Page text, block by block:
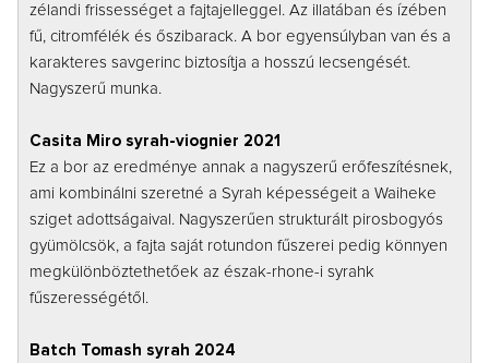
zélandi frissességet a fajtajelleggel. Az illatában és ízében
fű, citromfélék és őszibarack. A bor egyensúlyban van és a
karakteres savgerinc biztosítja a hosszú lecsengését.
Nagyszerű munka.
Casita Miro syrah-viognier 2021
Ez a bor az eredménye annak a nagyszerű erőfeszítésnek,
ami kombinálni szeretné a Syrah képességeit a Waiheke
sziget adottságaival. Nagyszerűen strukturált pirosbogyós
gyümölcsök, a fajta saját rotundon fűszerei pedig könnyen
megkülönböztethetőek az észak-rhone-i syrahk
fűszerességétől.
Batch Tomash syrah 2024